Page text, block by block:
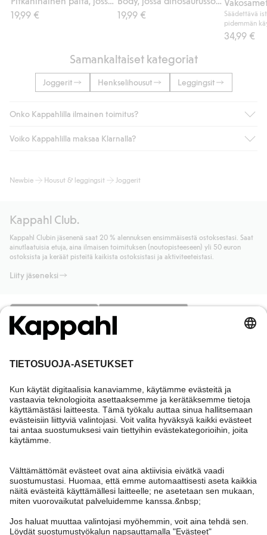
19,99 €
19,99 €
Säädettävä
pidemmän
34,99 €
Samankaltaiset kategoriat
Joggerit Henkselihousut Leggingsit
Onko Kappahlilla ilmainen toimitus?
Jos olet Kappahl Clubin jäsen, saat aina ilmaisen toimituksen
kotiinkuljetusta). Toimituskulut poistuvat automaattisesti, kun
noutopisteeseen tai pakettiautomaattiin ja PostNordin
kotiinkuljetuksella 6,99 €, riippumatta ostosummasta.
Lue lisää
Voiko Kappahlilla maksaa Klarnalla?
maksutavat, kuten laskun, sekä muita maksuvaihtoehtoja.
Lisätietoja Klarnan maksuehdoista
Lue lisää
Newbie Housut & leggingsit Joggerit
Kappahl Club.
Kappahl Clubin jäsenenä saat 20 % alennuksen ensimmäisestä ostoksestasi. Saat
ainutlaatuisia etuja, aina ilmaisen toimituksen (noutopisteeseen) yli 50 euron
ostoksista ja keräät pisteitä kaikista ostoksistasi ja aktiviteeteistasi.
Liity jäseneksi
Tarvitsetko apua?
Asiakaspalvelu
Usein kysyttyä
Tilaus
Ota yhteyttä
Hae myymälä
Kappahl Club
Kappahl Club
Jäsenyysehdot
Tietoa Kappahl Group
Kestävä kehitys
Ehdot & käytännöt